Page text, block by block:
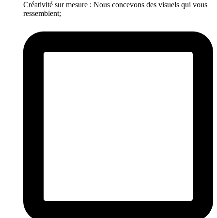
Créativité sur mesure : Nous concevons des visuels qui vous
ressemblent;